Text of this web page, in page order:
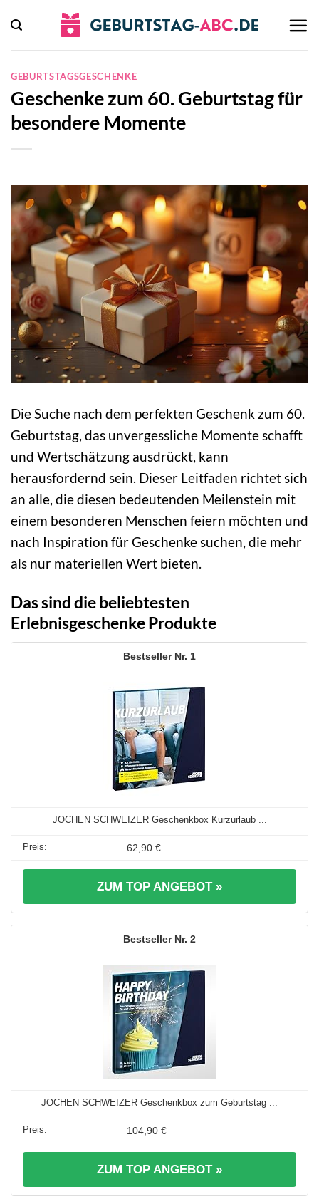
Inhalt
springen
GEBURTSTAGSGESCHENKE
Geschenke zum 60. Geburtstag für
besondere Momente
Die Suche nach dem perfekten Geschenk zum 60.
Geburtstag, das unvergessliche Momente schafft
und Wertschätzung ausdrückt, kann
herausfordernd sein. Dieser Leitfaden richtet sich
an alle, die diesen bedeutenden Meilenstein mit
einem besonderen Menschen feiern möchten und
nach Inspiration für Geschenke suchen, die mehr
als nur materiellen Wert bieten.
Das sind die beliebtesten
Erlebnisgeschenke Produkte
1
JOCHEN SCHWEIZER Geschenkbox Kurzurlaub ...
62,90 €
ZUM TOP ANGEBOT »
2
JOCHEN SCHWEIZER Geschenkbox zum Geburtstag ...
104,90 €
ZUM TOP ANGEBOT »